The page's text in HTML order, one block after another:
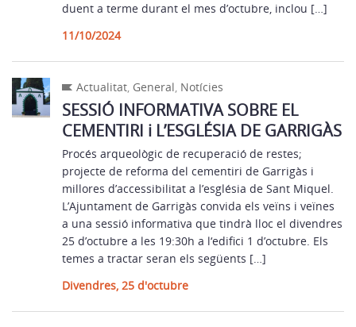
duent a terme durant el mes d’octubre, inclou […]
11/10/2024
Actualitat, General, Notícies
SESSIÓ INFORMATIVA SOBRE EL
CEMENTIRI i L’ESGLÉSIA DE GARRIGÀS
Procés arqueològic de recuperació de restes;
projecte de reforma del cementiri de Garrigàs i
millores d’accessibilitat a l’església de Sant Miquel.
L’Ajuntament de Garrigàs convida els veïns i veïnes
a una sessió informativa que tindrà lloc el divendres
25 d’octubre a les 19:30h a l‘edifici 1 d’octubre. Els
temes a tractar seran els següents […]
Divendres, 25 d'octubre